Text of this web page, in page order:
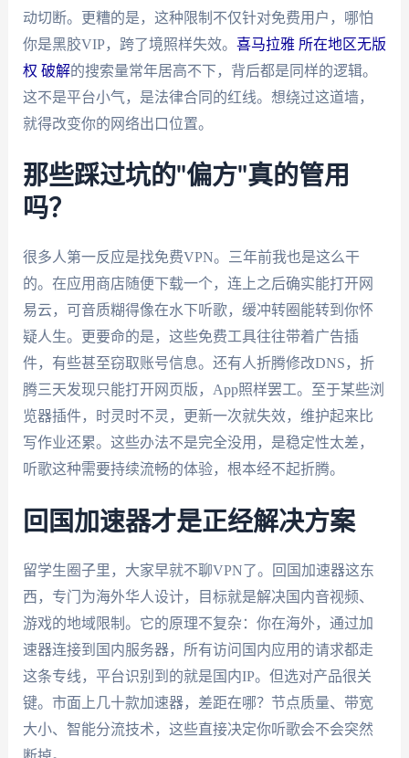
动切断。更糟的是，这种限制不仅针对免费用户，哪怕
你是黑胶VIP，跨了境照样失效。 喜马拉雅 所在地区无版
权 破解的搜索量常年居高不下，背后都是同样的逻辑。
这不是平台小气，是法律合同的红线。想绕过这道墙，
就得改变你的网络出口位置。
那些踩过坑的"偏方"真的管用
吗？
很多人第一反应是找免费VPN。三年前我也是这么干
的。在应用商店随便下载一个，连上之后确实能打开网
易云，可音质糊得像在水下听歌，缓冲转圈能转到你怀
疑人生。更要命的是，这些免费工具往往带着广告插
件，有些甚至窃取账号信息。还有人折腾修改DNS，折
腾三天发现只能打开网页版，App照样罢工。至于某些浏
览器插件，时灵时不灵，更新一次就失效，维护起来比
写作业还累。这些办法不是完全没用，是稳定性太差，
听歌这种需要持续流畅的体验，根本经不起折腾。
回国加速器才是正经解决方案
留学生圈子里，大家早就不聊VPN了。回国加速器这东
西，专门为海外华人设计，目标就是解决国内音视频、
游戏的地域限制。它的原理不复杂：你在海外，通过加
速器连接到国内服务器，所有访问国内应用的请求都走
这条专线，平台识别到的就是国内IP。但选对产品很关
键。市面上几十款加速器，差距在哪？节点质量、带宽
大小、智能分流技术，这些直接决定你听歌会不会突然